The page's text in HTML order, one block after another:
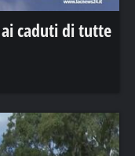
caduti di tutte